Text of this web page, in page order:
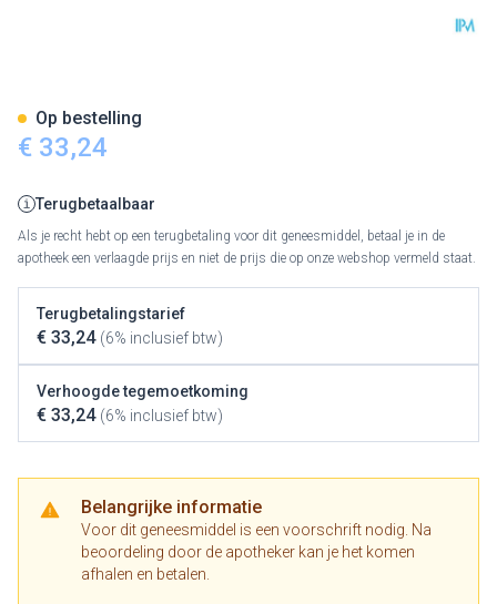
€ 33,24
Terugbetaalbaar
Als je recht hebt op een terugbetaling voor dit geneesmiddel, betaal je in de
apotheek een verlaagde prijs en niet de prijs die op onze webshop vermeld staat.
Terugbetalingstarief
€ 33,24 (6% inclusief btw)
Verhoogde tegemoetkoming
€ 33,24 (6% inclusief btw)
Belangrijke informatie
Voor dit geneesmiddel is een voorschrift nodig. Na
beoordeling door de apotheker kan je het komen
afhalen en betalen.
Op bestelling